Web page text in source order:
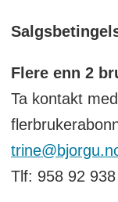
Flere enn 2
Ta kontakt med
Tlf: 958 92 938